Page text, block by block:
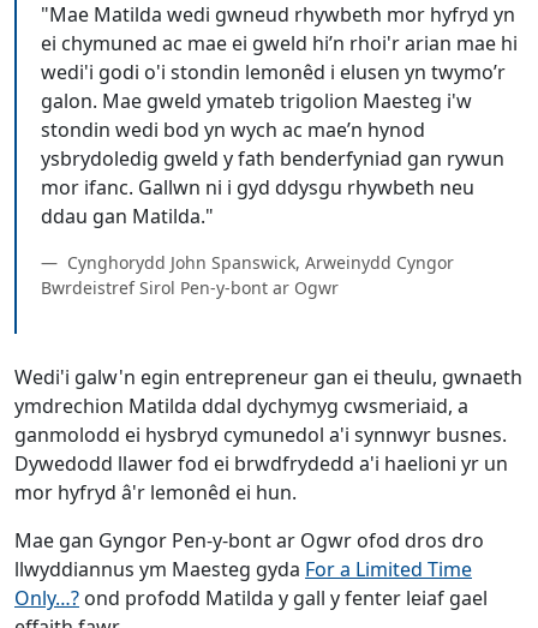
"Mae Matilda wedi gwneud rhywbeth mor hyfryd yn
ei chymuned ac mae ei gweld hi’n rhoi'r arian mae hi
wedi'i godi o'i stondin lemonêd i elusen yn twymo’r
galon. Mae gweld ymateb trigolion Maesteg i'w
stondin wedi bod yn wych ac mae’n hynod
ysbrydoledig gweld y fath benderfyniad gan rywun
mor ifanc. Gallwn ni i gyd ddysgu rhywbeth neu
Cynghorydd John Spanswick, Arweinydd Cyngor
Bwrdeistref Sirol Pen-y-bont ar Ogwr
Wedi'i galw'n egin entrepreneur gan ei theulu, gwnaeth
ymdrechion Matilda ddal dychymyg cwsmeriaid, a
ganmolodd ei hysbryd cymunedol a'i synnwyr busnes.
Dywedodd llawer fod ei brwdfrydedd a'i haelioni yr un
mor hyfryd â'r lemonêd ei hun.
Mae gan Gyngor Pen-y-bont ar Ogwr ofod dros dro
llwyddiannus ym Maesteg gyda For a Limited Time
Only…? ond profodd Matilda y gall y fenter leiaf gael